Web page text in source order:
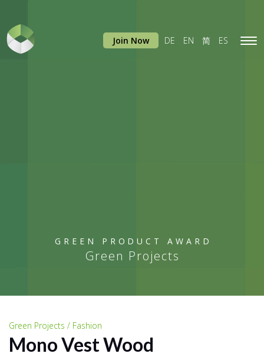
GREEN PRODUCT AWARD
Green Projects
Join Now DE EN 简 ES
Green Projects / Fashion
Mono Vest Wood